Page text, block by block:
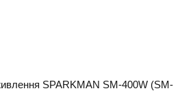
SPARKMAN SM-400W (SM-